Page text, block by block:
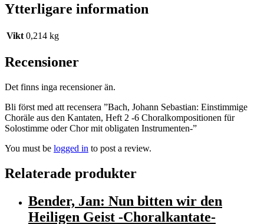
Ytterligare information
Vikt 0,214 kg
Recensioner
Det finns inga recensioner än.
Bli först med att recensera ”Bach, Johann Sebastian: Einstimmige
Choräle aus den Kantaten, Heft 2 -6 Choralkompositionen für
Solostimme oder Chor mit obligaten Instrumenten-”
You must be logged in to post a review.
Relaterade produkter
Bender, Jan: Nun bitten wir den
Heiligen Geist -Choralkantate-